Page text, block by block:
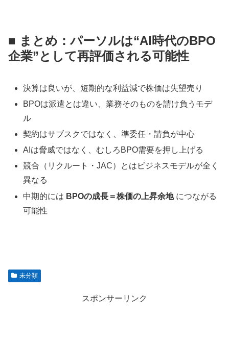
■ まとめ：パーソルは“AI時代のBPO
企業”として再評価される可能性
決算は良いが、短期的な利益減で株価は失望売り
BPOは派遣とは違い、業務そのものを請け負うモデ
ル
契約はサブスクではなく、準委任・請負が中心
AIは脅威ではなく、むしろBPO需要を押し上げる
競合（リクルート・JAC）とはビジネスモデルが全く
異なる
中期的には BPOの成長＝株価の上昇余地につながる
可能性
未分類
スポンサーリンク